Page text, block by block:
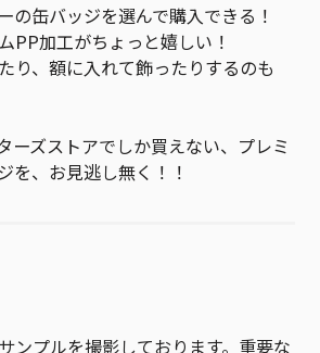
の缶バッジを選んで購入できる！
PP加工がちょっと嬉しい！
り、額に入れて飾ったりするのも
ーズストアでしか買えない、プレミ
を、お見逃し無く！！
ンプルを撮影しております。重要な